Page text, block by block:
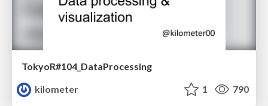
TokyoR#104_DataProcessing
kilometer
1 790